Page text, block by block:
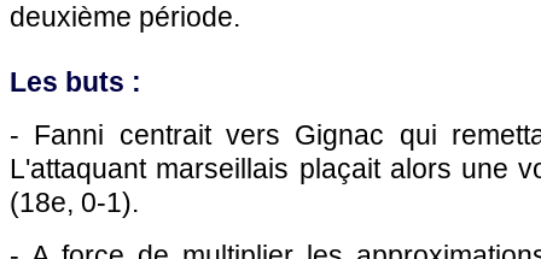
deuxième période.
Les buts :
- Fanni centrait vers Gignac qui
L'attaquant marseillais plaçait alors une
(18e, 0-1).